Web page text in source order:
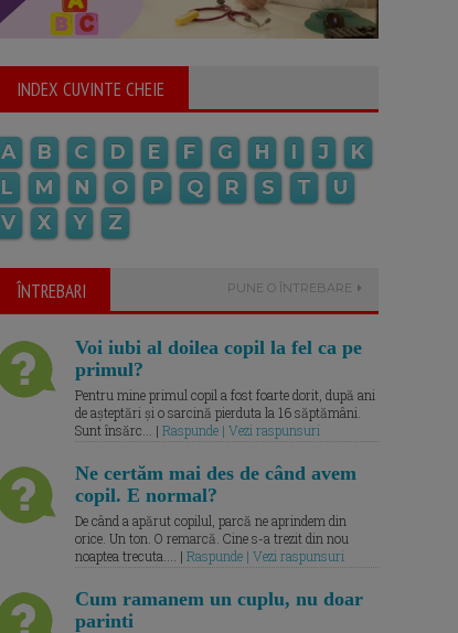
INDEX CUVINTE CHEIE
A B C D E F G H I J
K
L
M N O P Q R S T
U
V
X Y Z
ÎNTREBARI PUNE O ÎNTREBARE
Voi iubi al doilea copil la fel ca pe
primul?
Pentru mine primul copil a fost foarte dorit, după ani
de așteptări și o sarcină pierduta la 16 săptămâni.
Sunt însărc... | Raspunde | Vezi raspunsuri
Ne certăm mai des de când avem
copil. E normal?
De când a apărut copilul, parcă ne aprindem din
orice. Un ton. O remarcă. Cine s-a trezit din nou
noaptea trecuta.... | Raspunde | Vezi raspunsuri
Cum ramanem un cuplu, nu doar
parinti